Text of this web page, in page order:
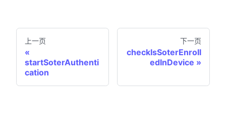
上一页
startSoterAuthenti
cation
下一页
checkIsSoterEnroll
edInDevice